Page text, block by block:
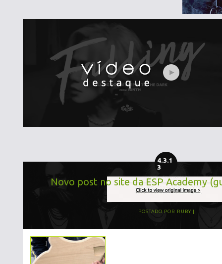
4.3.1
3
Novo post no site da ESP Academy
POSTADO POR RUBY